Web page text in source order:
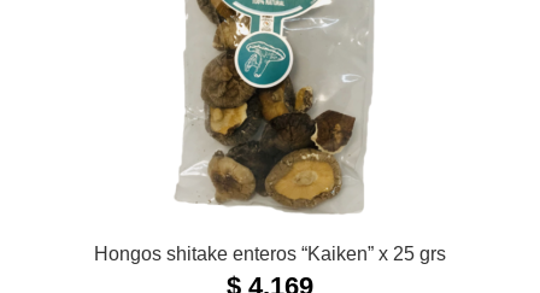
Hongos shitake enteros “Kaiken” x 25 grs
$ 4.169